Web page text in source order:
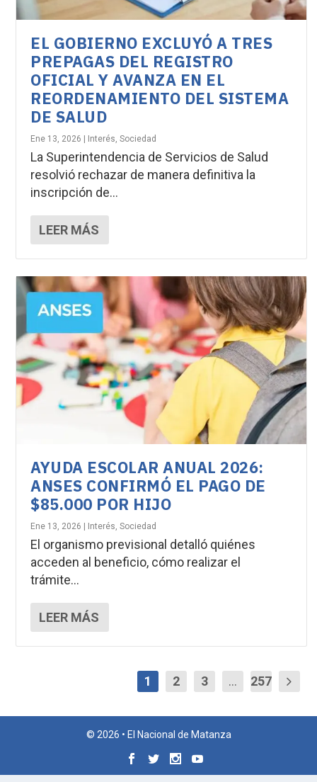
EL GOBIERNO EXCLUYÓ A TRES
PREPAGAS DEL REGISTRO
OFICIAL Y AVANZA EN EL
REORDENAMIENTO DEL SISTEMA
DE SALUD
Ene 13, 2026 Interés,Sociedad
La Superintendencia de Servicios de Salud
resolvió rechazar de manera definitiva la
inscripción de...
LEER MÁS
AYUDA ESCOLAR ANUAL 2026:
ANSES CONFIRMÓ EL PAGO DE
$85.000 POR HIJO
Ene 13, 2026 Interés,Sociedad
El organismo previsional detalló quiénes
acceden al beneficio, cómo realizar el
trámite...
LEER MÁS
1 2 3 ... 257
© 2026 • El Nacional de Matanza